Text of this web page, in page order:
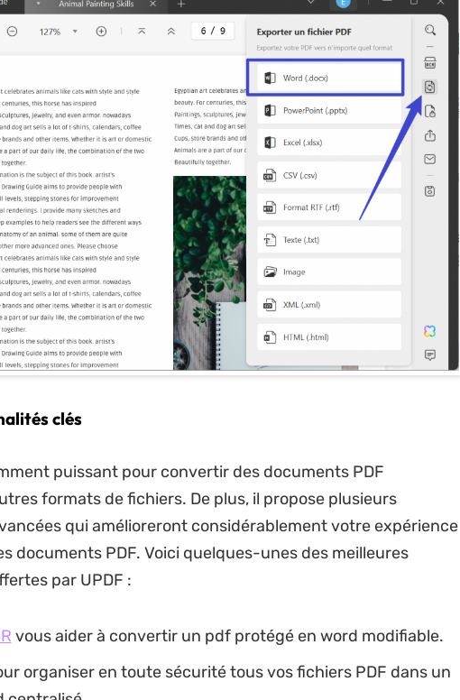
clés
puissant pour convertir des documents PDF
formats de fichiers. De plus, il propose plusieurs
qui amélioreront considérablement votre expérience
documents PDF. Voici quelques-unes des meilleures
par UPDF :
vous aider à convertir un pdf protégé en word modifiable.
organiser en toute sécurité tous vos fichiers PDF dans un